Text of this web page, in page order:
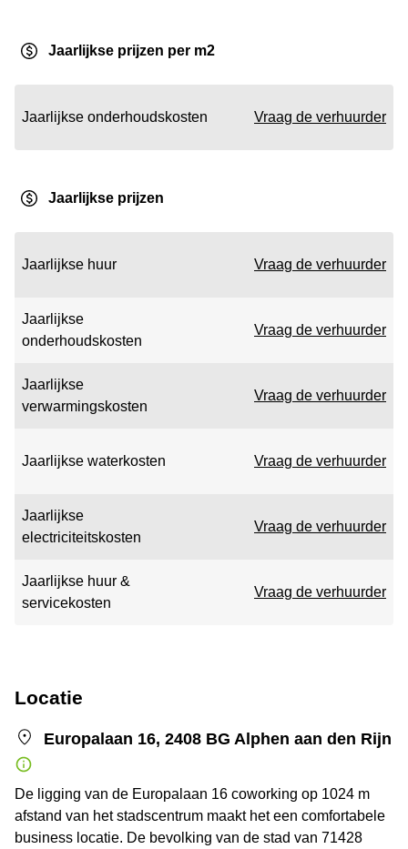
Jaarlijkse prijzen per m2
Jaarlijkse onderhoudskosten Vraag de verhuurder
Jaarlijkse prijzen
Jaarlijkse huur Vraag de verhuurder
Jaarlijkse
onderhoudskosten
Vraag de verhuurder
Jaarlijkse
verwarmingskosten
Vraag de verhuurder
Jaarlijkse waterkosten Vraag de verhuurder
Jaarlijkse
electriciteitskosten
Vraag de verhuurder
Jaarlijkse huur &
servicekosten
Vraag de verhuurder
Locatie
Europalaan 16, 2408 BG Alphen aan den Rijn
De ligging van de Europalaan 16 coworking op 1024 m
afstand van het stadscentrum maakt het een comfortabele
business locatie. De bevolking van de stad van 71428